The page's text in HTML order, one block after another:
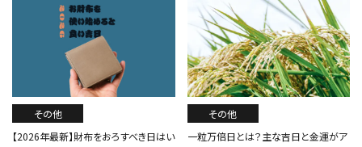
その他
【2026年最新】財布をおろすべき日はい
その他
一粒万倍日とは？主な吉日と金運がア